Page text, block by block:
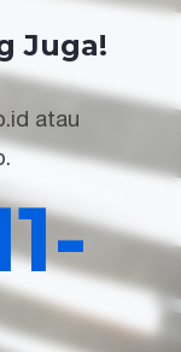
Juga!
atau